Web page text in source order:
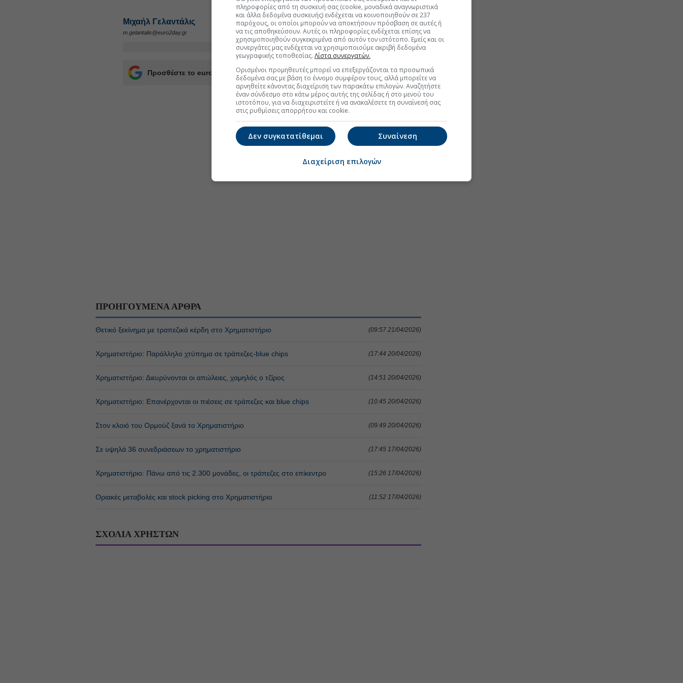
Μιχαήλ Γελαντάλις
m.gelantalis@euro2day.gr
Προσθέστε το euro2day.gr στο Discover
ΠΡΟΗΓΟΥΜΕΝΑ ΑΡΘΡΑ
Θετικό ξεκίνημα με τραπεζικά κέρδη στο Χρηματιστήριο (09:57 21/04/2026)
Χρηματιστήριο: Παράλληλο χτύπημα σε τράπεζες-blue chips (17:44 20/04/2026)
Χρηματιστήριο: Διευρύνονται οι απώλειες, χαμηλός ο τζίρος (14:51 20/04/2026)
Χρηματιστήριο: Επανέρχονται οι πιέσεις σε τράπεζες και blue chips (10:45 20/04/2026)
Στον κλοιό του Ορμούζ ξανά το Χρηματιστήριο (09:49 20/04/2026)
Σε υψηλά 36 συνεδριάσεων το χρηματιστήριο (17:45 17/04/2026)
Χρηματιστήριο: Πάνω από τις 2.300 μονάδες, οι τράπεζες στο επίκεντρο (15:26 17/04/2026)
Οριακές μεταβολές και stock picking στο Χρηματιστήριο (11:52 17/04/2026)
ΣΧΟΛΙΑ ΧΡΗΣΤΩΝ
πληροφορίες από τη συσκευή σας (cookie, μοναδικά αναγνωριστικά
και άλλα δεδομένα συσκευής) ενδέχεται να κοινοποιηθούν σε 237
παρόχους, οι οποίοι μπορούν να αποκτήσουν πρόσβαση σε αυτές ή
να τις αποθηκεύσουν. Αυτές οι πληροφορίες ενδέχεται επίσης να
χρησιμοποιηθούν συγκεκριμένα από αυτόν τον ιστότοπο. Εμείς και οι
συνεργάτες μας ενδέχεται να χρησιμοποιούμε ακριβή δεδομένα
γεωγραφικής τοποθεσίας. Λίστα συνεργατών.
Ορισμένοι προμηθευτές μπορεί να επεξεργάζονται τα προσωπικά
δεδομένα σας με βάση το έννομο συμφέρον τους, αλλά μπορείτε να
αρνηθείτε κάνοντας διαχείριση των παρακάτω επιλογών. Αναζητήστε
έναν σύνδεσμο στο κάτω μέρος αυτής της σελίδας ή στο μενού του
ιστοτόπου, για να διαχειριστείτε ή να ανακαλέσετε τη συναίνεσή σας
στις ρυθμίσεις απορρήτου και cookie.
Συναίνεση
Δεν συγκατατίθεμαι
Διαχείριση επιλογών